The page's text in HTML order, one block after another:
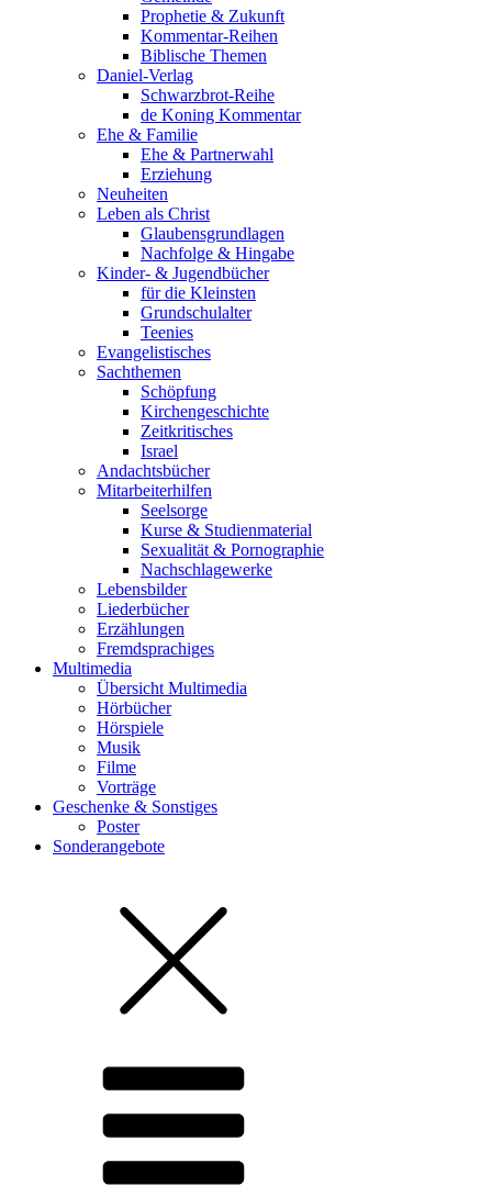
Prophetie & Zukunft
Kommentar-Reihen
Biblische Themen
Daniel-Verlag
Schwarzbrot-Reihe
de Koning Kommentar
Ehe & Familie
Ehe & Partnerwahl
Erziehung
Neuheiten
Leben als Christ
Glaubensgrundlagen
Nachfolge & Hingabe
Kinder- & Jugendbücher
für die Kleinsten
Grundschulalter
Teenies
Evangelistisches
Sachthemen
Schöpfung
Kirchengeschichte
Zeitkritisches
Israel
Andachtsbücher
Mitarbeiterhilfen
Seelsorge
Kurse & Studienmaterial
Sexualität & Pornographie
Nachschlagewerke
Lebensbilder
Liederbücher
Erzählungen
Fremdsprachiges
Multimedia
Übersicht Multimedia
Hörbücher
Hörspiele
Musik
Filme
Vorträge
Geschenke & Sonstiges
Poster
Sonderangebote